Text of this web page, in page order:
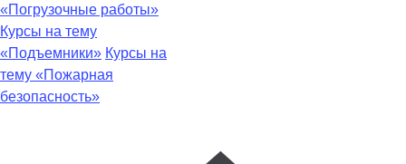
«Погрузочные работы»
Курсы на тему
«Подъемники» Курсы на
тему «Пожарная
безопасность»